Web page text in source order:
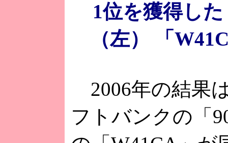
1位を獲得し
（左） 「
2006年の結果
フトバンクの「